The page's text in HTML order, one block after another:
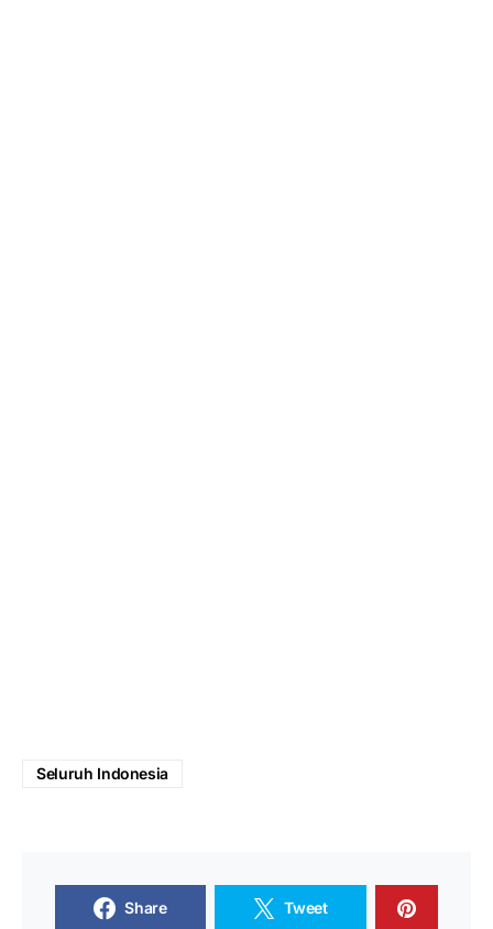
Seluruh Indonesia
Share Tweet